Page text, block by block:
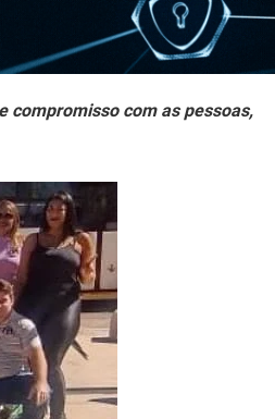
compromisso com as pessoas,